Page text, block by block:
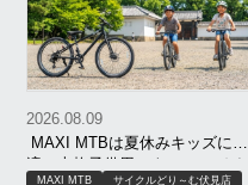
MAXI MTBは夏休みキッズに最
適！本格子供用マウンテンバイ
2026.08.09
MAXI MTB
サイクルどり～む伏見店